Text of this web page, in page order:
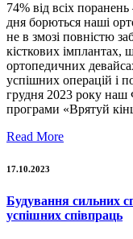
74% від всіх
дня борються наші
не в змозі повністю
кісткових імплантах,
ортопедичних
успішних операцій і
грудня 2023 року наш
програми «Врятуй
Read More
17.10.2023
Будування сильних
успішних співпраць